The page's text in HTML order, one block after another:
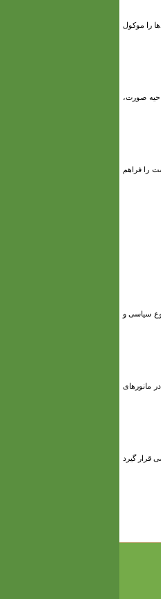
را موکول
صورت،
را فراهم
سیاسی و
مانورهای
قرار گیرد